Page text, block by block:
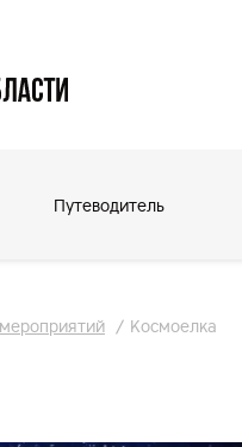
Путеводитель
/ Космоелка